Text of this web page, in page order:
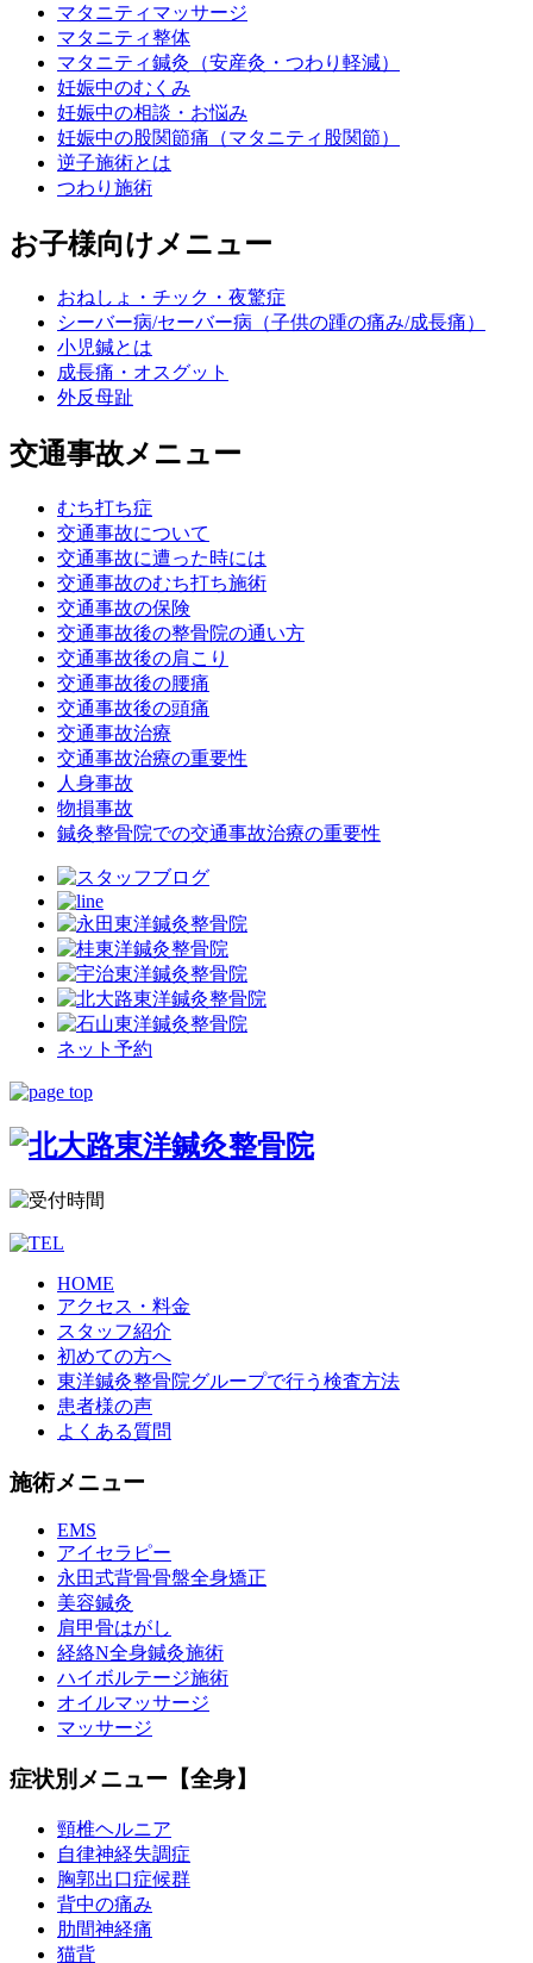
マタニティマッサージ
マタニティ整体
マタニティ鍼灸（安産灸・つわり軽減）
妊娠中のむくみ
妊娠中の相談・お悩み
妊娠中の股関節痛（マタニティ股関節）
逆子施術とは
つわり施術
お子様向けメニュー
おねしょ・チック・夜驚症
シーバー病/セーバー病（子供の踵の痛み/成長痛）
小児鍼とは
成長痛・オスグット
外反母趾
交通事故メニュー
むち打ち症
交通事故について
交通事故に遭った時には
交通事故のむち打ち施術
交通事故の保険
交通事故後の整骨院の通い方
交通事故後の肩こり
交通事故後の腰痛
交通事故後の頭痛
交通事故治療
交通事故治療の重要性
人身事故
物損事故
鍼灸整骨院での交通事故治療の重要性
ネット予約
HOME
アクセス・料金
スタッフ紹介
初めての方へ
東洋鍼灸整骨院グループで行う検査方法
患者様の声
よくある質問
施術メニュー
EMS
アイセラピー
永田式背骨骨盤全身矯正
美容鍼灸
肩甲骨はがし
経絡N全身鍼灸施術
ハイボルテージ施術
オイルマッサージ
マッサージ
症状別メニュー【全身】
頸椎ヘルニア
自律神経失調症
胸郭出口症候群
背中の痛み
肋間神経痛
猫背